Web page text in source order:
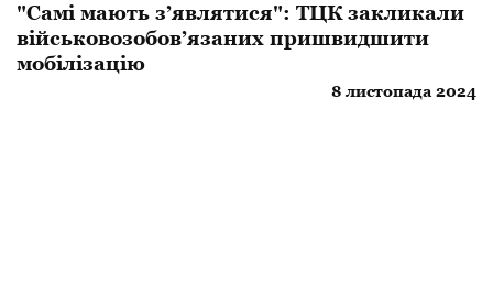
"Самі мають з’являтися": ТЦК закликали
військовозобов’язаних пришвидшити
мобілізацію
8 листопада 2024